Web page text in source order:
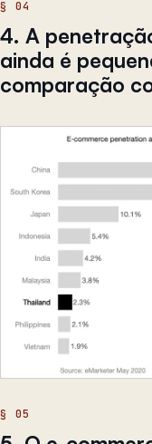
4. A
ainda é
comparação